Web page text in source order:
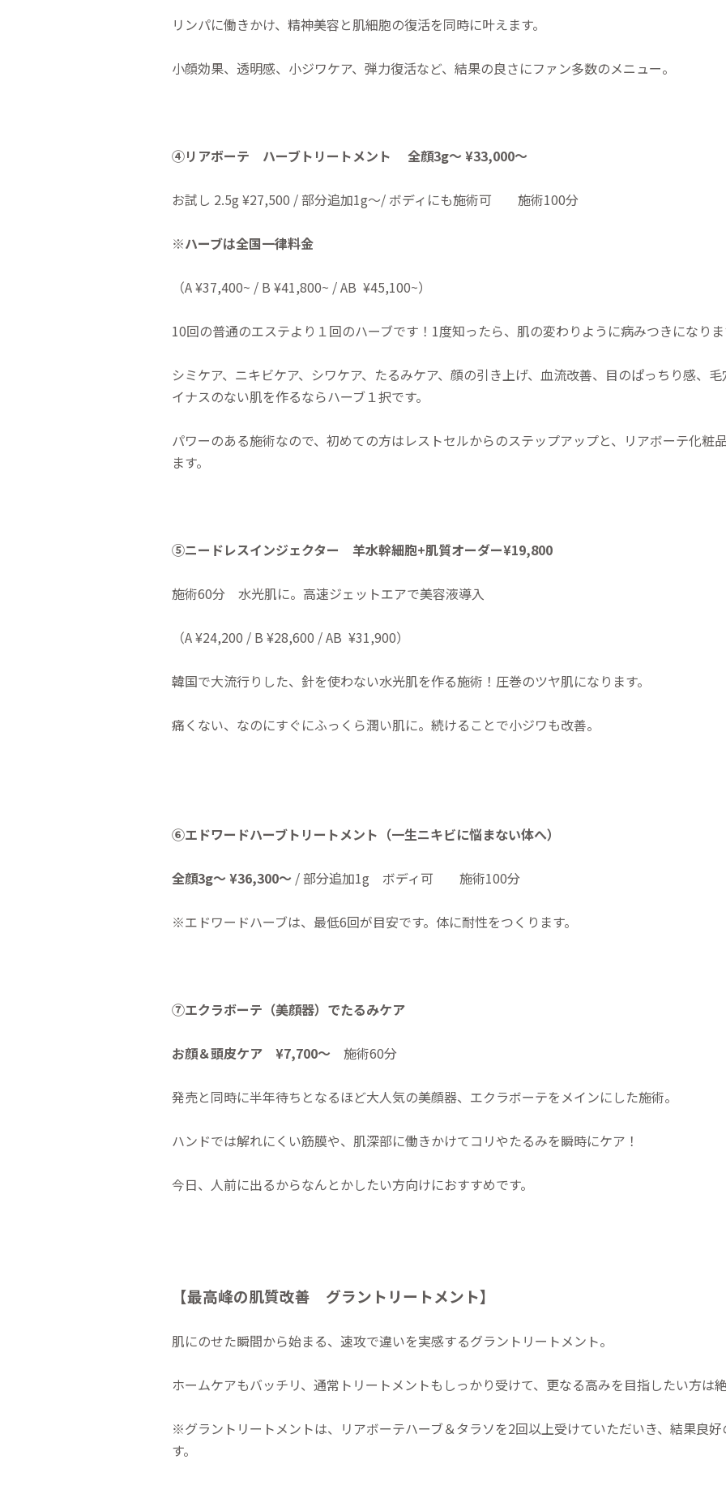
リンパに働きかけ、精神美容と肌細胞の復活を同時に叶えます。
小顔効果、透明感、小ジワケア、弾力復活など、結果の良さにファン多数のメニュー。
④リアボーテ ハーブトリートメント 全顔3g～ ¥33,000～
お試し 2.5g ¥27,500 / 部分追加1g～/ ボディにも施術可 施術100分
※ハーブは全国一律料金
（A ¥37,400~ / B ¥41,800~ / AB ¥45,100~）
10回の普通のエステより１回のハーブです！1度知ったら、肌の変わりように病みつきになりま
シミケア、ニキビケア、シワケア、たるみケア、顔の引き上げ、血流改善、目のぱっちり感、
イナスのない肌を作るならハーブ１択です。
パワーのある施術なので、初めての方はレストセルからのステップアップと、リアボーテ化粧
ます。
⑤ニードレスインジェクター 羊水幹細胞+肌質オーダー¥19,800
施術60分 水光肌に。高速ジェットエアで美容液導入
（A ¥24,200 / B ¥28,600 / AB ¥31,900）
韓国で大流行りした、針を使わない水光肌を作る施術！圧巻のツヤ肌になります。
痛くない、なのにすぐにふっくら潤い肌に。続けることで小ジワも改善。
⑥エドワードハーブトリートメント（一生ニキビに悩まない体へ）
全顔3g～ ¥36,300～ / 部分追加1g ボディ可 施術100分
※エドワードハーブは、最低6回が目安です。体に耐性をつくります。
⑦エクラボーテ（美顔器）でたるみケア
お顔＆頭皮ケア ¥7,700～ 施術60分
発売と同時に半年待ちとなるほど大人気の美顔器、エクラボーテをメインにした施術。
ハンドでは解れにくい筋膜や、肌深部に働きかけてコリやたるみを瞬時にケア！
今日、人前に出るからなんとかしたい方向けにおすすめです。
【最高峰の肌質改善 グラントリートメント】
肌にのせた瞬間から始まる、速攻で違いを実感するグラントリートメント。
ホームケアもバッチリ、通常トリートメントもしっかり受けて、更なる高みを目指したい方は
※グラントリートメントは、リアボーテハーブ＆タラソを2回以上受けていただいき、結果良
す。